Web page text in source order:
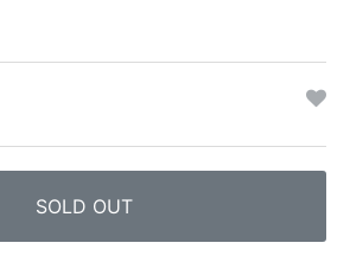
SOLD OUT